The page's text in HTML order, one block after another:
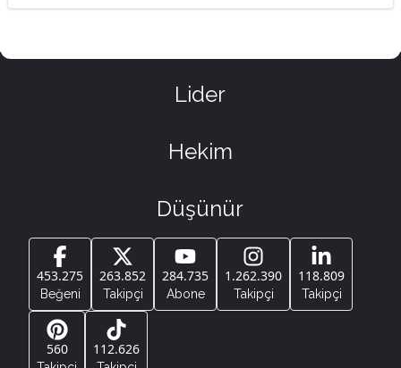
Lider
Hekim
Düşünür
453.275
Beğeni
263.852
Takipçi
284.735
Abone
1.262.390
Takipçi
118.809
Takipçi
560 112.626